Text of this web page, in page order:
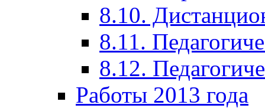
8.10.
8.11.
8.12.
Работы 2013 года